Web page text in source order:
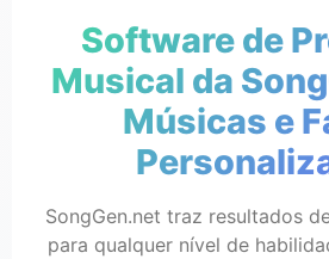
Software de
Musical da
Músicas e
SongGen.net traz resultados
para qualquer nível de